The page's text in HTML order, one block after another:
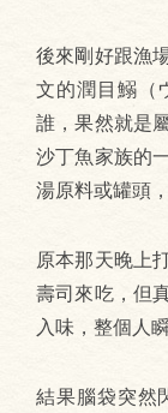
後來剛好跟漁
文的潤目鰯（
誰，果然就是
沙丁魚家族的
湯原料或罐頭
原本那天晚上
壽司來吃，但
入味，整個人
結果腦袋突然